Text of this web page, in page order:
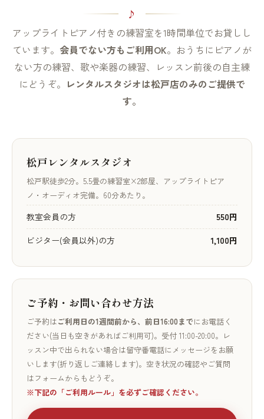
アップライトピアノ付きの練習室を1時間単位でお貸しし
ています。 会員でない方もご利用OK。おうちにピアノが
ない方の練習、歌や楽器の練習、レッスン前後の自主練
にどうぞ。 レンタルスタジオは松戸店のみのご提供で
す。
松戸レンタルスタジオ
松戸駅徒歩2分。5.5畳の練習室×2部屋、アップライトピア
ノ・オーディオ完備。60分あたり。
教室会員の方
550円
ビジター(会員以外)の方
1,100円
ご予約・お問い合わせ方法
ご予約はご利用日の1週間前から、前日16:00までにお電話く
ださい(当日も空きがあればご利用可)。受付 11:00-20:00。レ
ッスン中で出られない場合は留守番電話にメッセージをお願
いします(折り返しご連絡します)。空き状況の確認やご質問
はフォームからもどうぞ。
※下記の「ご利用ルール」を必ずご確認ください。